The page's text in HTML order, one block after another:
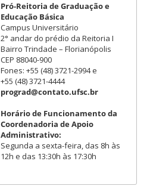
Pró-Reitoria de Graduação e
Educação Básica
Campus Universitário
2° andar do prédio da Reitoria I
Bairro Trindade – Florianópolis
CEP 88040-900
Fones: +55 (48) 3721-2994 e
+55 (48) 3721-4444
prograd@contato.ufsc.br
Horário de Funcionamento da
Coordenadoria de Apoio
Administrativo:
Segunda a sexta-feira, das 8h às
12h e das 13:30h às 17:30h